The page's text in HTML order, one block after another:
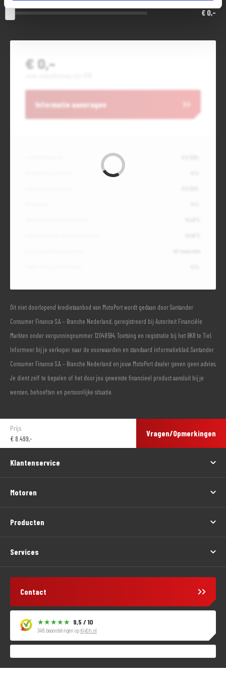
€ 0,-
€ 0,-
Informatie aanvragen
Dit niet doorlopend kredietaanbod van MotoPort wordt gedaan door Santander
Consumer Finance S.A. – Branche Nederland, geregistreerd bij Autoriteit Financiële
Markten onder vergunningnummer 12048594. Toetsing en registratie bij het BKR te Tiel.
Informeer bij je verkoper naar de voorwaarden en standaard informatieblad. Santander
Consumer Finance S.A. – Branche Nederland en jouw MotoPort dealer geven geen advies.
Je dient zelf te bepalen of het door jou gewenste financieel product aansluit bij je
wensen, behoeften en persoonlijke situatie.
Prijs
€ 8.499,-
Vragen/Opmerkingen
Klantenservice
Motoren
Producten
Services
Contact
9,5 / 10
3415 beoordelingen op KiyOh.nl